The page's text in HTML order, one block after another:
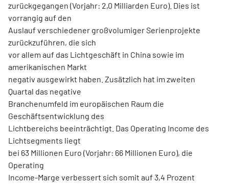
zurückgegangen (Vorjahr: 2,0 Milliarden Euro). Dies ist
vorrangig auf den
Auslauf verschiedener großvolumiger Serienprojekte
zurückzuführen, die sich
vor allem auf das Lichtgeschäft in China sowie im
amerikanischen Markt
negativ ausgewirkt haben. Zusätzlich hat im zweiten
Quartal das negative
Branchenumfeld im europäischen Raum die
Geschäftsentwicklung des
Lichtbereichs beeinträchtigt. Das Operating Income des
Lichtsegments liegt
bei 63 Millionen Euro (Vorjahr: 66 Millionen Euro), die
Operating
Income-Marge verbessert sich somit auf 3,4 Prozent